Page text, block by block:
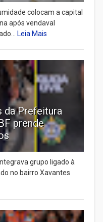
colocam a capital
após vendaval
Leia Mais
da Prefeitura
prende
grupo ligado à
no bairro Xavantes